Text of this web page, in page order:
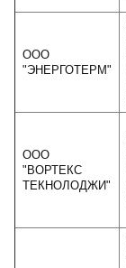
ООО
"ЭНЕРГОТЕРМ"
ООО
"ВОРТЕКС
ТЕКНОЛОДЖИ"